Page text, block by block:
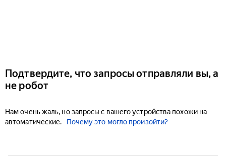
Подтвердите, что запросы отправляли вы, а
не робот
Нам очень жаль, но запросы с вашего устройства похожи на
автоматические.
Почему это могло произойти?